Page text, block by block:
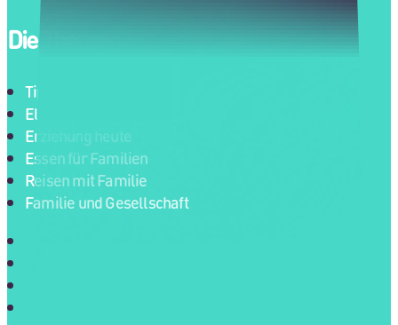
Die Themen
Tipps für Eltern
Eltern und Kinder
Erziehung heute
Essen für Familien
Reisen mit Familie
Familie und Gesellschaft